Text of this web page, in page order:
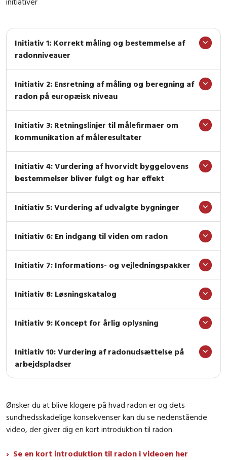
Initiativ 1: Korrekt måling og bestemmelse af
radonniveauer
Initiativ 2: Ensretning af måling og beregning af
radon på europæisk niveau
Initiativ 3: Retningslinjer til målefirmaer om
kommunikation af måleresultater
Initiativ 4: Vurdering af hvorvidt byggelovens
bestemmelser bliver fulgt og har effekt
Initiativ 5: Vurdering af udvalgte bygninger
Initiativ 6: En indgang til viden om radon
Initiativ 7: Informations- og vejledningspakker
Initiativ 8: Løsningskatalog
Initiativ 9: Koncept for årlig oplysning
Initiativ 10: Vurdering af radonudsættelse på
arbejdspladser
Ønsker du at blive klogere på hvad radon er og dets
sundhedsskadelige konsekvenser kan du se nedenstående
video, der giver dig en kort introduktion til radon.
Se en kort introduktion til radon i videoen her